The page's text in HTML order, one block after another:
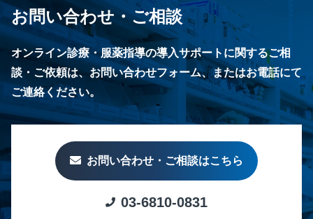
お問い合わせ・ご相談
オンライン診療・服薬指導の導入サポートに関するご相
談・ご依頼は、お問い合わせフォーム、またはお電話にて
ご連絡ください。
お問い合わせ・ご相談はこちら
03-6810-0831